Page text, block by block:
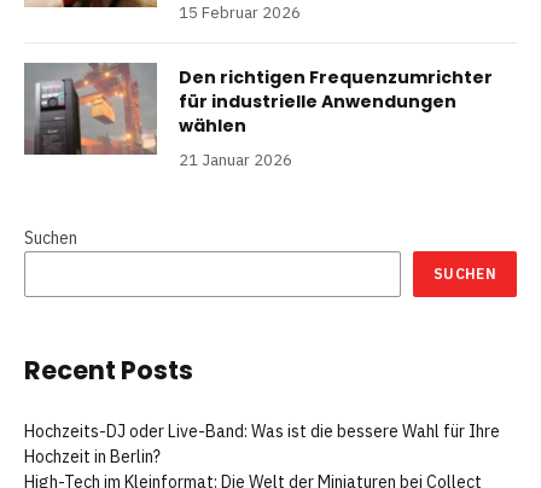
15 Februar 2026
Den richtigen Frequenzumrichter
für industrielle Anwendungen
wählen
21 Januar 2026
Suchen
SUCHEN
Recent Posts
Hochzeits-DJ oder Live-Band: Was ist die bessere Wahl für Ihre
Hochzeit in Berlin?
High-Tech im Kleinformat: Die Welt der Miniaturen bei Collect